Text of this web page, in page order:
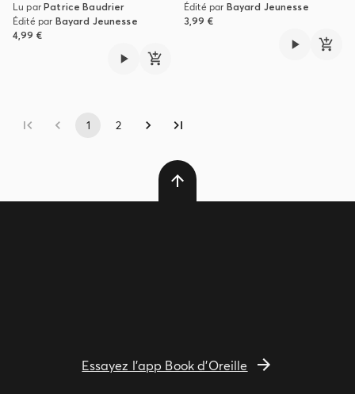
Lu parPatrice Baudrier
Édité par Bayard Jeunesse
4,99 €
Édité par Bayard Jeunesse
3,99 €
1 2
Essayez l'app Book d'Oreille